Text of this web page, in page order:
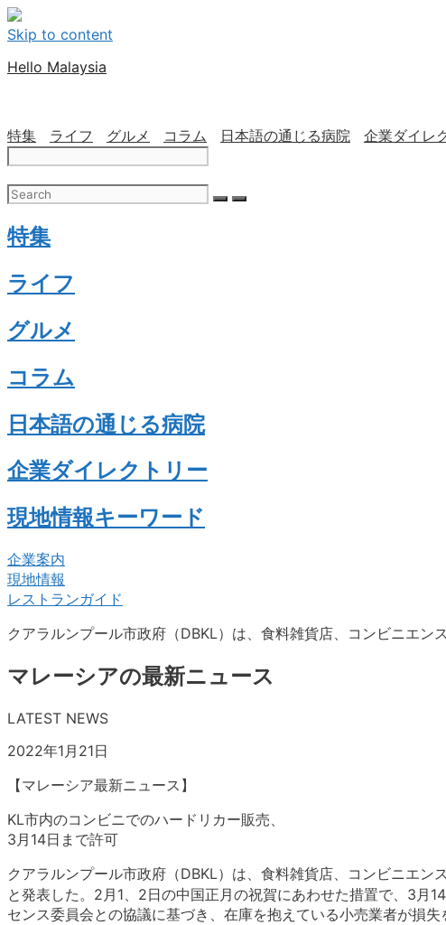
Skip to content
Hello Malaysia
特集 ライフ グルメ コラム 日本語の通じる病院 企業ダイレ
特集
ライフ
グルメ
コラム
日本語の通じる病院
企業ダイレクトリー
現地情報キーワード
企業案内
現地情報
レストランガイド
クアラルンプール市政府（DBKL）は、食料雑貨店、コンビニエン
マレーシアの最新ニュース
LATEST NEWS
2022年1月21日
【マレーシア最新ニュース】
KL市内のコンビニでのハードリカー販売、
3月14日まで許可
クアラルンプール市政府（DBKL）は、食料雑貨店、コンビニエ
と発表した。2月1、2日の中国正月の祝賀にあわせた措置で、3月
センス委員会との協議に基づき、在庫を抱えている小売業者が損